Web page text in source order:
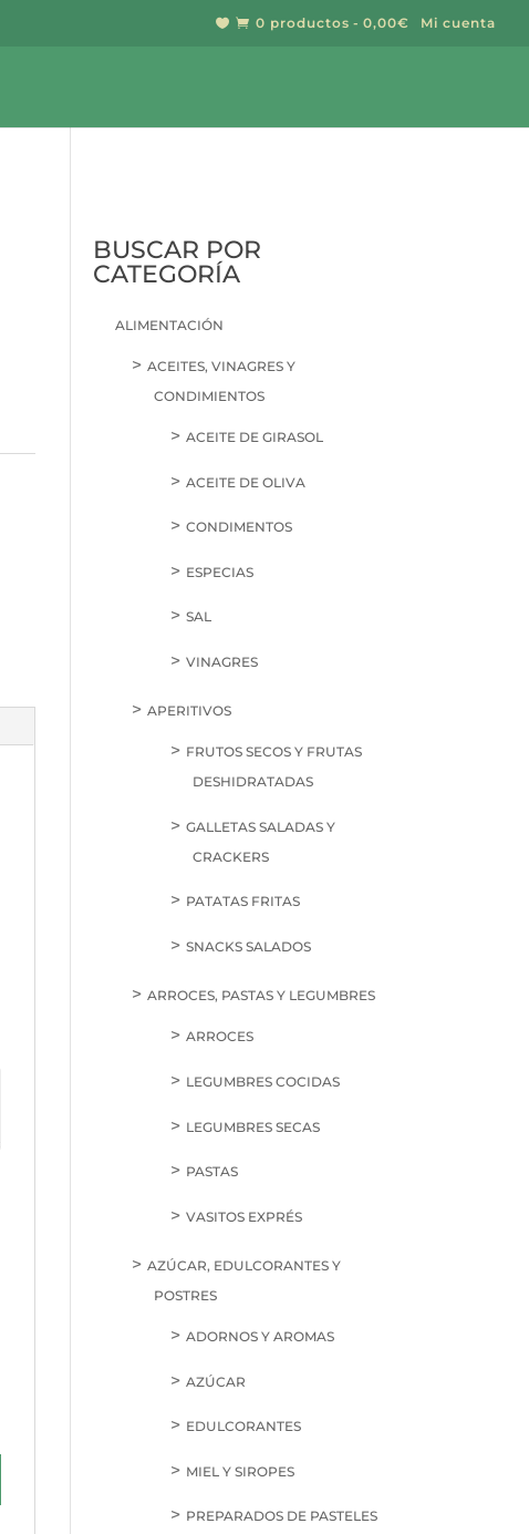
Mi cuenta
  0 productos 0,00€
BUSCAR POR
CATEGORÍA
ALIMENTACIÓN
ACEITES, VINAGRES Y
CONDIMIENTOS
ACEITE DE GIRASOL
ACEITE DE OLIVA
CONDIMENTOS
ESPECIAS
SAL
VINAGRES
APERITIVOS
FRUTOS SECOS Y FRUTAS
DESHIDRATADAS
GALLETAS SALADAS Y
CRACKERS
PATATAS FRITAS
SNACKS SALADOS
ARROCES, PASTAS Y LEGUMBRES
ARROCES
LEGUMBRES COCIDAS
LEGUMBRES SECAS
PASTAS
VASITOS EXPRÉS
AZÚCAR, EDULCORANTES Y
POSTRES
ADORNOS Y AROMAS
AZÚCAR
EDULCORANTES
MIEL Y SIROPES
PREPARADOS DE PASTELES